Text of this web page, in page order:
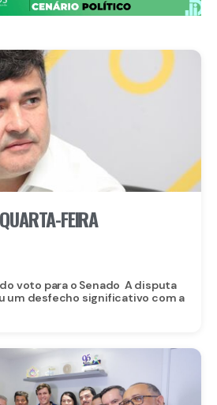
FEIRA
voto para o Senado A disputa
um desfecho significativo com a